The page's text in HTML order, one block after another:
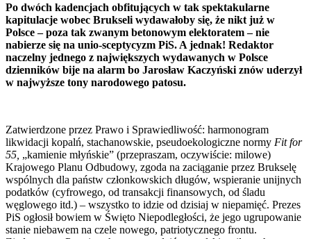
Po dwóch kadencjach obfitujących w tak spektakularne
kapitulacje wobec Brukseli wydawałoby się, że nikt już w
Polsce – poza tak zwanym betonowym elektoratem – nie
nabierze się na unio-sceptycyzm PiS. A jednak! Redaktor
naczelny jednego z największych wydawanych w Polsce
dzienników bije na alarm bo Jarosław Kaczyński znów uderzył
w najwyższe tony narodowego patosu.
Zatwierdzone przez Prawo i Sprawiedliwość: harmonogram
likwidacji kopalń, stachanowskie, pseudoekologiczne normy Fit for
55, „kamienie młyńskie” (przepraszam, oczywiście: milowe)
Krajowego Planu Odbudowy, zgoda na zaciąganie przez Brukselę
wspólnych dla państw członkowskich długów, wspieranie unijnych
podatków (cyfrowego, od transakcji finansowych, od śladu
węglowego itd.) – wszystko to idzie od dzisiaj w niepamięć. Prezes
PiS ogłosił bowiem w Święto Niepodległości, że jego ugrupowanie
stanie niebawem na czele nowego, patriotycznego frontu.